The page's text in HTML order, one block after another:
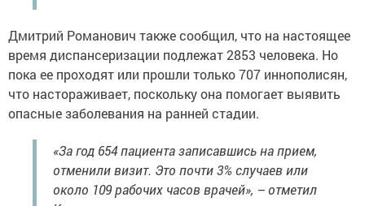
Дмитрий Романович также сообщил, что на настоящее
время диспансеризации подлежат 2853 человека. Но
пока ее проходят или прошли только 707 иннополисян,
что настораживает, поскольку она помогает выявить
опасные заболевания на ранней стадии.
«За год 654 пациента записавшись на прием,
отменили визит. Это почти 3% случаев или
около 109 рабочих часов врачей», – отметил